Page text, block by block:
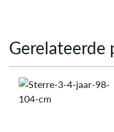
Gerelateerde